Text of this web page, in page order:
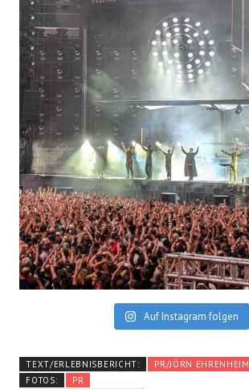
Auf Instagram folgen
TEXT/ERLEBNISBERICHT:
PR/JÖRN EHRENHEIM
FOTOS:
PR